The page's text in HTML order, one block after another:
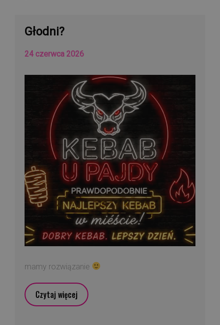
Głodni?
24 czerwca 2026
mamy rozwiązanie
Czytaj więcej